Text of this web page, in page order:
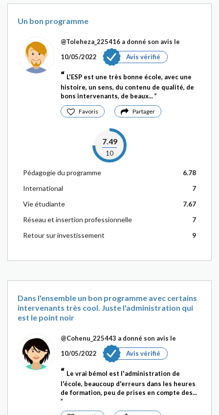
Un bon programme
@Toleheza_225416 a donné son avis le
10/05/2022
Avis vérifié
L'ESP est une très bonne école, avec une
histoire, un sens, du contenu de qualité, de
bons intervenants, de beaux...
Favoris Partager
7.49
10
Pédagogie du programme
6.78
International
7
Vie étudiante
7.67
Réseau et insertion professionnelle
7
Retour sur investissement
9
Dans l'ensemble un bon programme avec certains
intervenants très cool. Juste l'administration qui
est le point noir
@Cohenu_225443 a donné son avis le
10/05/2022
Avis vérifié
Le vrai bémol est l'administration de
l'école, beaucoup d'erreurs dans les heures
de formation, peu de prises en compte des...